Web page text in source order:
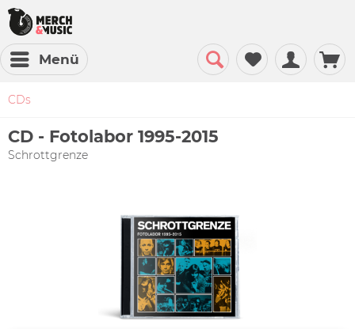
Menü
CDs
CD - Fotolabor 1995-2015
Schrottgrenze